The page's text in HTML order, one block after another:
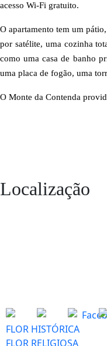
acesso Wi-Fi gratuito.
O apartamento tem um
por satélite, uma cozinha
como uma casa de banho
uma placa de fogão, uma
O Monte da Contenda
Localização
FLOR HISTÓRICA
FLOR RELIGIOSA